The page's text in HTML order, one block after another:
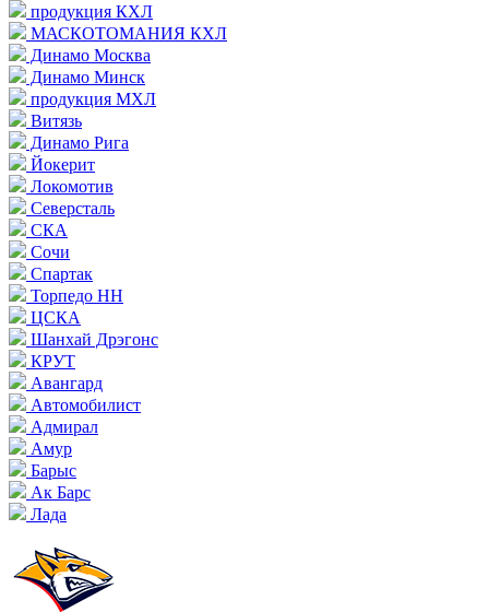
продукция КХЛ
МАСКОТОМАНИЯ КХЛ
Динамо Москва
Динамо Минск
продукция МХЛ
Витязь
Динамо Рига
Йокерит
Локомотив
Северсталь
СКА
Сочи
Спартак
Торпедо НН
ЦСКА
Шанхай Дрэгонс
КРУТ
Авангард
Автомобилист
Адмирал
Амур
Барыс
Ак Барс
Лада